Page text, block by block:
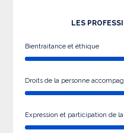
LES
Bientraitance et éthique
Droits de la personne
Expression et participation de